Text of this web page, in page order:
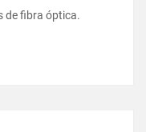
de fibra óptica.